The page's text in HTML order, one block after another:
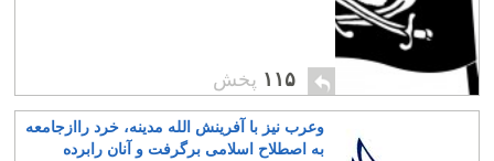
۱۱۵ پخش
وعرب نیز با آفرینش الله مدینه، خرد راازجامعه
به اصطلاح اسلامی برگرفت و آنان رابرده